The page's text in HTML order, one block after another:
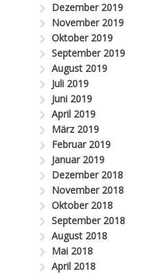
Dezember 2019
November 2019
Oktober 2019
September 2019
August 2019
Juli 2019
Juni 2019
April 2019
März 2019
Februar 2019
Januar 2019
Dezember 2018
November 2018
Oktober 2018
September 2018
August 2018
Mai 2018
April 2018